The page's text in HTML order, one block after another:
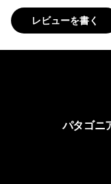
レビューを書く
パタゴニ